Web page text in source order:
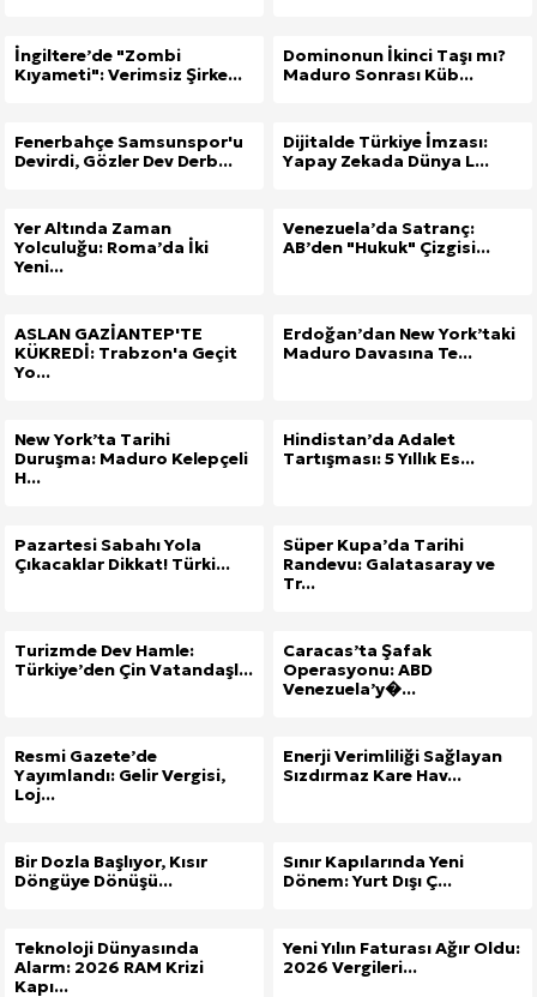
İngiltere’de "Zombi
Kıyameti": Verimsiz Şirke...
Dominonun İkinci Taşı mı?
Maduro Sonrası Küb...
Fenerbahçe Samsunspor'u
Devirdi, Gözler Dev Derb...
Dijitalde Türkiye İmzası:
Yapay Zekada Dünya L...
Yer Altında Zaman
Yolculuğu: Roma’da İki
Yeni...
Venezuela’da Satranç:
AB’den "Hukuk" Çizgisi...
ASLAN GAZİANTEP'TE
KÜKREDİ: Trabzon'a Geçit
Yo...
Erdoğan’dan New York’taki
Maduro Davasına Te...
New York’ta Tarihi
Duruşma: Maduro Kelepçeli
H...
Hindistan’da Adalet
Tartışması: 5 Yıllık Es...
Pazartesi Sabahı Yola
Çıkacaklar Dikkat! Türki...
Süper Kupa’da Tarihi
Randevu: Galatasaray ve
Tr...
Turizmde Dev Hamle:
Türkiye’den Çin Vatandaşl...
Caracas’ta Şafak
Operasyonu: ABD
Venezuela’y�...
Resmi Gazete’de
Yayımlandı: Gelir Vergisi,
Loj...
Enerji Verimliliği Sağlayan
Sızdırmaz Kare Hav...
Bir Dozla Başlıyor, Kısır
Döngüye Dönüşü...
Sınır Kapılarında Yeni
Dönem: Yurt Dışı Ç...
Teknoloji Dünyasında
Alarm: 2026 RAM Krizi
Kapı...
Yeni Yılın Faturası Ağır Oldu:
2026 Vergileri...
Site İçi (On-Page) SEO Hizmeti: Web Sitenizin